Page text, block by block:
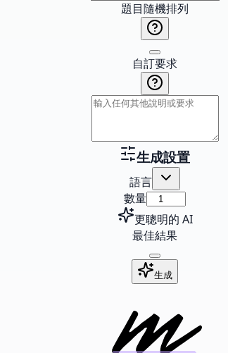
題目隨機排列
自訂要求
生成設置
語言
數量
更聰明的 AI
最佳結果
生成